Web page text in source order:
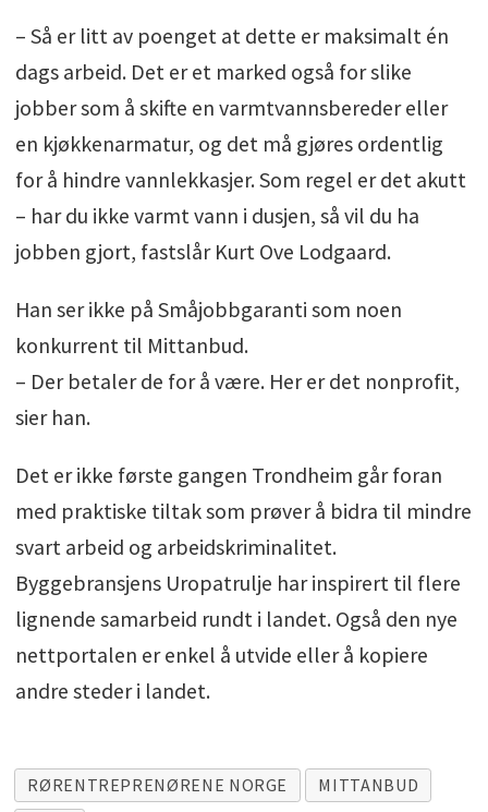
– Så er litt av poenget at dette er maksimalt én
dags arbeid. Det er et marked også for slike
jobber som å skifte en varmtvannsbereder eller
en kjøkkenarmatur, og det må gjøres ordentlig
for å hindre vannlekkasjer. Som regel er det akutt
– har du ikke varmt vann i dusjen, så vil du ha
jobben gjort, fastslår Kurt Ove Lodgaard.
Han ser ikke på Småjobbgaranti som noen
konkurrent til Mittanbud.
– Der betaler de for å være. Her er det nonprofit,
sier han.
Det er ikke første gangen Trondheim går foran
med praktiske tiltak som prøver å bidra til mindre
svart arbeid og arbeidskriminalitet.
Byggebransjens Uropatrulje har inspirert til flere
lignende samarbeid rundt i landet. Også den nye
nettportalen er enkel å utvide eller å kopiere
andre steder i landet.
RØRENTREPRENØRENE NORGE
MITTANBUD